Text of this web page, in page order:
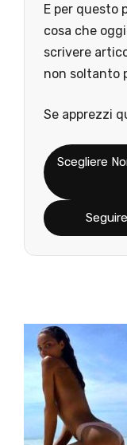
E per questo
cosa che
scrivere
non soltanto
Se apprezzi
Scegliere